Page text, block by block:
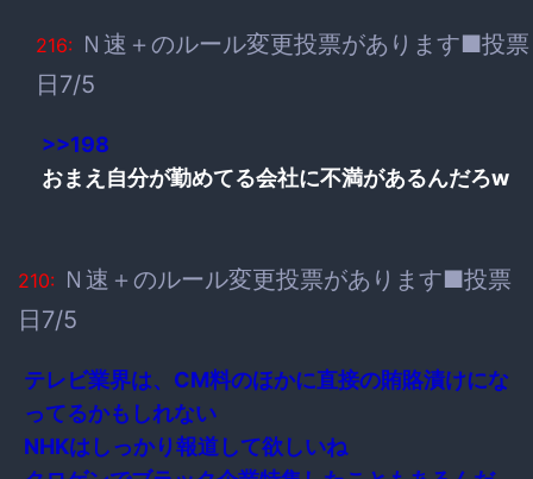
216: Ｎ速＋のルール変更投票があります■投票
日7/5
>>198
おまえ自分が勤めてる会社に不満があるんだろw
210: Ｎ速＋のルール変更投票があります■投票
日7/5
テレビ業界は、CM料のほかに直接の賄賂漬けにな
ってるかもしれない
NHKはしっかり報道して欲しいね